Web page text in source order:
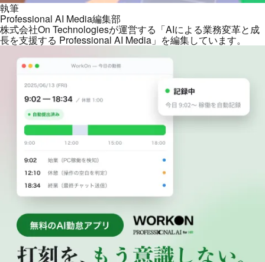
執筆
Professional AI Media編集部
株式会社On Technologiesが運営する「AIによる業務変革と成
長を支援する Professional AI Media」を編集しています。